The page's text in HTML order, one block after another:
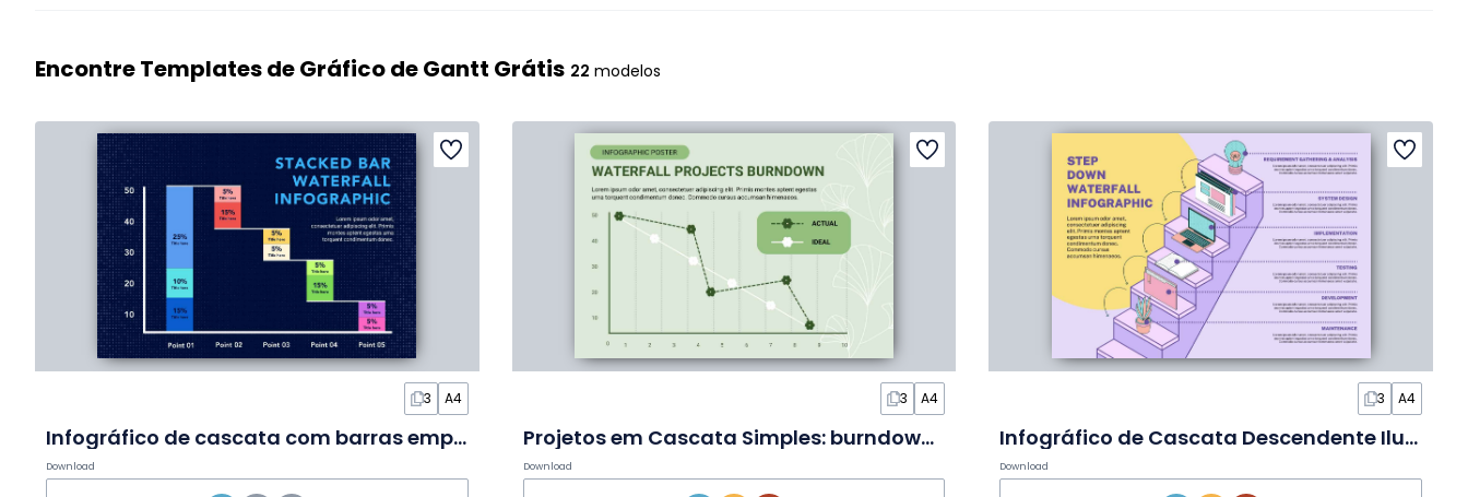
Encontre Templates de Gráfico de Gantt Grátis 22 modelos
3 A4
Infográfico de cascata com barras empilhadas em Slides
Download
3 A4
Projetos em Cascata Simples: burndown em Infográfico
Download
3 A4
Infográfico de Cascata Descendente Ilustrado em Slides
Download